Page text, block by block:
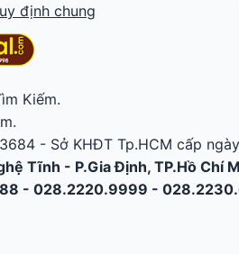
định chung
Kiếm.
- Sở KHĐT Tp.HCM cấp
Tĩnh - P.Gia Định, TP.Hồ Chí
- 028.2220.9999 -